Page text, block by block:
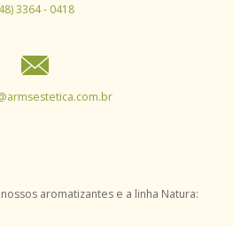
3364 - 0418
aromatizantes e a linha Natura: